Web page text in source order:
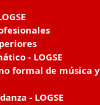
- LOGSE
formal de música y
- LOGSE